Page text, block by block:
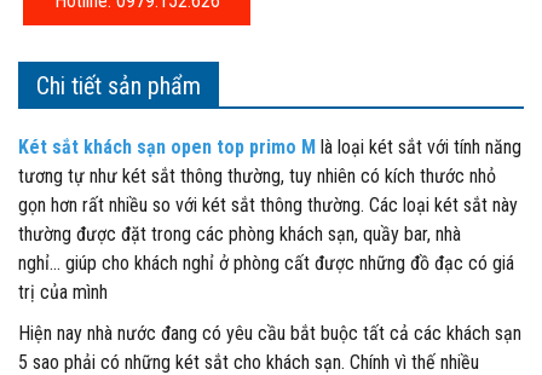
Chi tiết sản phẩm
Két sắt khách sạn open top primo M là loại két sắt với tính năng
tương tự như két sắt thông thường, tuy nhiên có kích thước nhỏ
gọn hơn rất nhiều so với két sắt thông thường. Các loại két sắt này
thường được đặt trong các phòng khách sạn, quầy bar, nhà
nghỉ... giúp cho khách nghỉ ở phòng cất được những đồ đạc có giá
trị của mình
Hiện nay nhà nước đang có yêu cầu bắt buộc tất cả các khách sạn
5 sao phải có những két sắt cho khách sạn. Chính vì thế nhiều